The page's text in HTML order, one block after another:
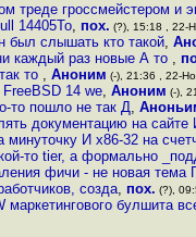
треде гроссмейстером и
14405То, пох. (?), 15:18 , 22-
был слышать кто такой,
каждый раз новые А то ,
то , Аноним (-), 21:36 , 22-
14 we, Аноним (-),
то пошло не так Д,
документацию на сайте
И x86-32 на
то tier, а формально
фичи - не новая
созда, пох. (?),
булшита